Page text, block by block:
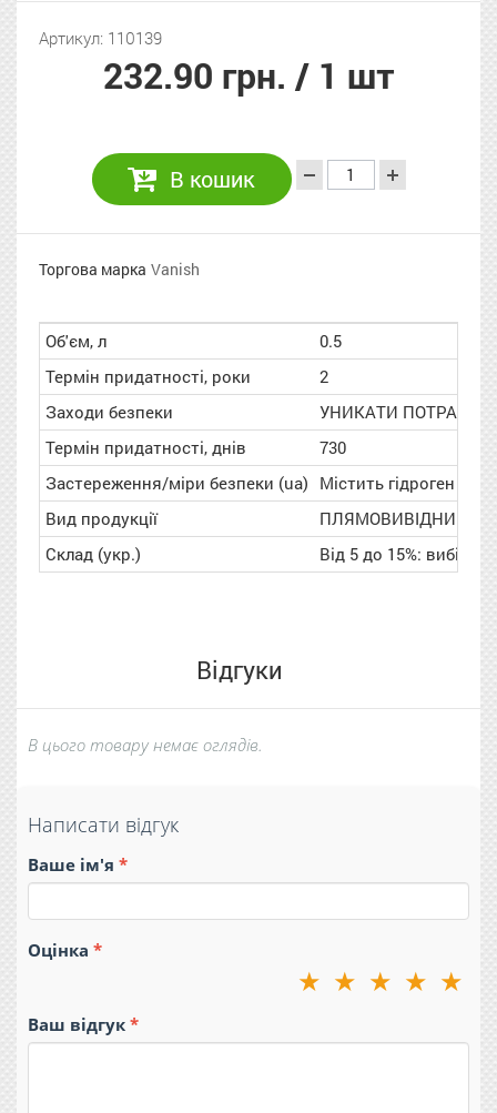
Артикул: 110139
232.90 грн. / 1 шт
В кошик
Торгова марка Vanish
Об'єм, л
0.5
Термін придатності, роки
2
Заходи безпеки
УНИКАТИ
Термін придатності, днів
730
Застереження/міри безпеки (ua) Містить гідроген
Вид продукції
ПЛЯМОВИВІДНИК І
Склад (укр.)
Від 5 до 15%:
Відгуки
В цього товару немає оглядів.
Написати відгук
Ваше ім'я
Оцінка
★
★
★
★
★
Ваш відгук